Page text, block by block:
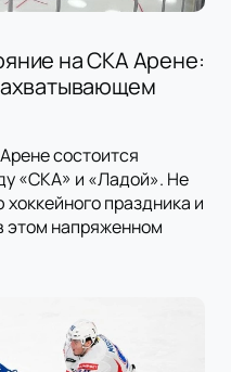
на СКА Арене:
состоится
«СКА» и «Ладой». Не
праздника и
этом напряженном